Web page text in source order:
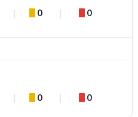
0 0
0 0